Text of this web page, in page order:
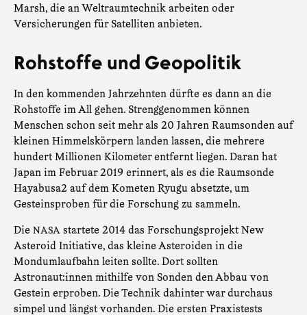
Marsh, die an Weltraumtechnik arbeiten oder
Versicherungen für Satelliten anbieten.
Rohstoffe und Geopolitik
In den kommenden Jahrzehnten dürfte es dann an die
Rohstoffe im All gehen. Strenggenommen können
Menschen schon seit mehr als 20 Jahren Raumsonden auf
kleinen Himmelskörpern landen lassen, die mehrere
hundert Millionen Kilometer entfernt liegen. Daran hat
Japan im Februar 2019 erinnert, als es die Raumsonde
Hayabusa2 auf dem Kometen Ryugu absetzte, um
Gesteinsproben für die Forschung zu sammeln.
Die NASA startete 2014 das Forschungsprojekt New
Asteroid Initiative, das kleine Asteroiden in die
Mondumlaufbahn leiten sollte. Dort sollten
Astronaut:innen mithilfe von Sonden den Abbau von
Gestein erproben. Die Technik dahinter war durchaus
simpel und längst vorhanden. Die ersten Praxistests